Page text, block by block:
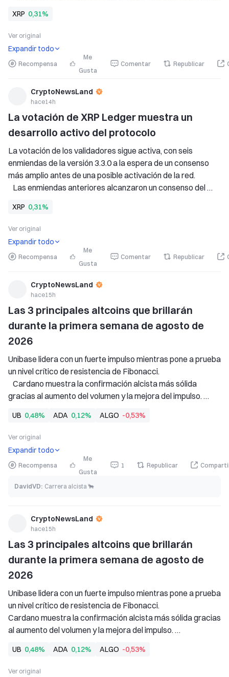
propuestos pueden avanzar con éxito mediante la
gobernanza.
   La proyección de $589 sigue s
XRP 0,31%
Ver original
Expandir todo
Recompensa
Me
Gusta
Comentar Republicar
CryptoNewsLand
hace14h
La votación de XRP Ledger muestra un
desarrollo activo del protocolo
La votación de los validadores sigue activa, con seis
enmiendas de la versión 3.3.0 a la espera de un consenso
más amplio antes de una posible activación de la red.
   Las enmiendas anteriores alcanzaron un consenso del
propuestos pueden avanzar con éxito a través de la
gobernanza.
   La proyección de $589 sigue s
XRP 0,31%
Ver original
Expandir todo
Recompensa
Me
Gusta
Comentar Republicar
CryptoNewsLand
hace15h
Las 3 principales altcoins que brillarán
durante la primera semana de agosto de
2026
Unibase lidera con un fuerte impulso mientras pone a prueba
un nivel crítico de resistencia de Fibonacci.
   Cardano muestra la confirmación alcista más sólida
gracias al aumento del volumen y la mejora del impulso.
resistencia clave para confirmar el cambio de tendencia.
Los traders de criptomonedas en
UB 0,48% ADA 0,12% ALGO -0,53%
Ver original
Expandir todo
Recompensa
Me
Gusta
1 Republicar
DavidVD: Carrera alcista 🐂
CryptoNewsLand
hace15h
Las 3 principales altcoins que brillarán
durante la primera semana de agosto de
2026
Unibase lidera con un fuerte impulso mientras pone a prueba
un nivel crítico de resistencia de Fibonacci.
Cardano muestra la confirmación alcista más sólida gracias
al aumento del volumen y la mejora del impulso.
resistencia clave para confirmar la reversión de la
tendencia.
UB 0,48% ADA 0,12% ALGO -0,53%
Ver original